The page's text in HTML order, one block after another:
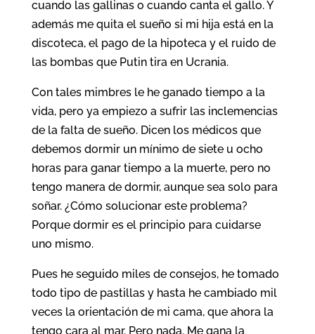
cuando las gallinas o cuando canta el gallo. Y
además me quita el sueño si mi hija está en la
discoteca, el pago de la hipoteca y el ruido de
las bombas que Putin tira en Ucrania.
Con tales mimbres le he ganado tiempo a la
vida, pero ya empiezo a sufrir las inclemencias
de la falta de sueño. Dicen los médicos que
debemos dormir un mínimo de siete u ocho
horas para ganar tiempo a la muerte, pero no
tengo manera de dormir, aunque sea solo para
soñar. ¿Cómo solucionar este problema?
Porque dormir es el principio para cuidarse
uno mismo.
Pues he seguido miles de consejos, he tomado
todo tipo de pastillas y hasta he cambiado mil
veces la orientación de mi cama, que ahora la
tengo cara al mar. Pero nada. Me gana la